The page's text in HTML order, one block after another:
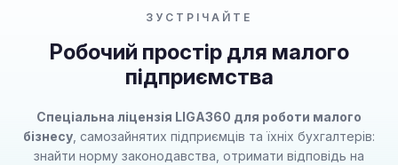
ЗУСТРІЧАЙТЕ
Робочий простір для малого
підприємства
Спеціальна ліцензія LIGA360 для роботи малого
бізнесу , самозайнятих підприємців та їхніх бухгалтерів:
знайти норму законодавства, отримати відповідь на